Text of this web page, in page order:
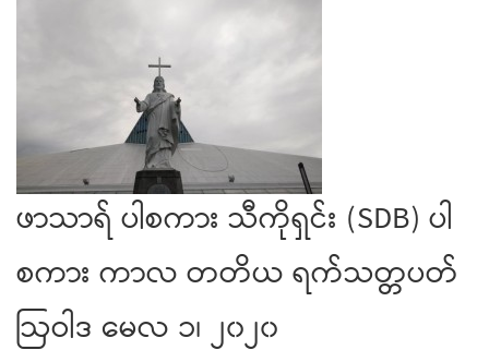
ဖာသာရ် ပါစကား သီကိုရှင်း (SDB) ပါ
စကား ကာလ တတိယ ရက်သတ္တပတ်
ဩဝါဒ မေလ ၁၊ ၂၀၂၀